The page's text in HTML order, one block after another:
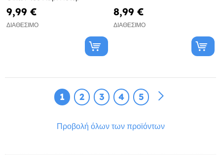
9,99 €
ΔΙΑΘΈΣΙΜΟ
8,99 €
ΔΙΑΘΈΣΙΜΟ
1 2 3 4 5
Προβολή όλων των προϊόντων